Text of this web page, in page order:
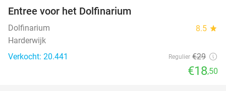
Entree voor het Dolfinarium
Dolfinarium 8.5 star
Harderwijk
Verkocht: 20.441
Regulier €29
€18,50